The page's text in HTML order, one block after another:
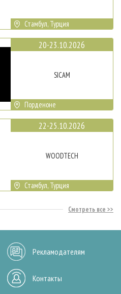
Стамбул, Турция
20-23.10.2026
SICAM
Порденоне
22-25.10.2026
WOODTECH
Стамбул, Турция
Смотреть все
Рекламодателям
Контакты